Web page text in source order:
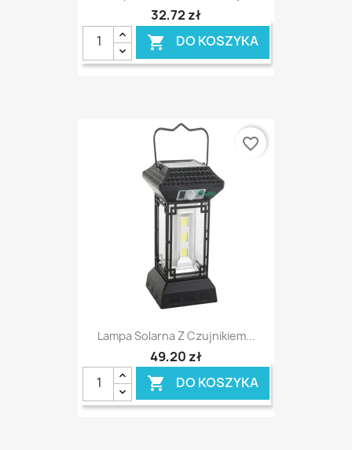
32,72 zł
 DO KOSZYKA
Lampa Solarna Z Czujnikiem...
49,20 zł
 DO KOSZYKA
favorite_border